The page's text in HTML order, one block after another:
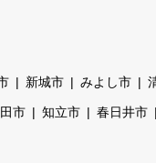
新城市 みよし市
市 知立市 春日井市